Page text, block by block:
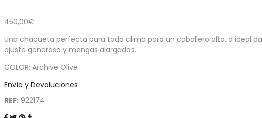
450,00€
Una chaqueta perfecta para todo clima para un caballero alto, o ideal
ajuste generoso y mangas alargadas.
COLOR: Archive Olive
Envío y Devoluciones
REF: 922174